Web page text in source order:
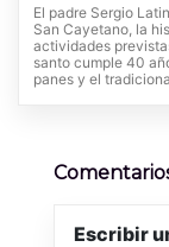
El padre Sergio
San Cayetano, la
actividades
santo cumple 40
panes y el
Escribir